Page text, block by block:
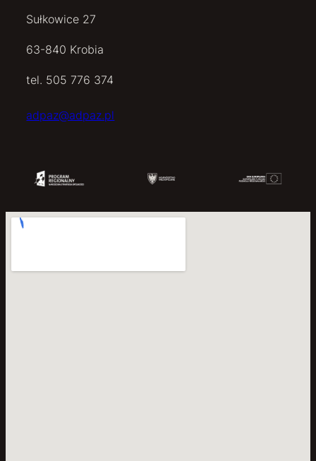
Sułkowice 27
63-840 Krobia
tel. 505 776 374
adpaz@adpaz.pl